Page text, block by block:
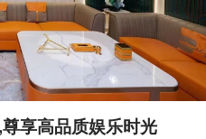
享高品质娱乐时光